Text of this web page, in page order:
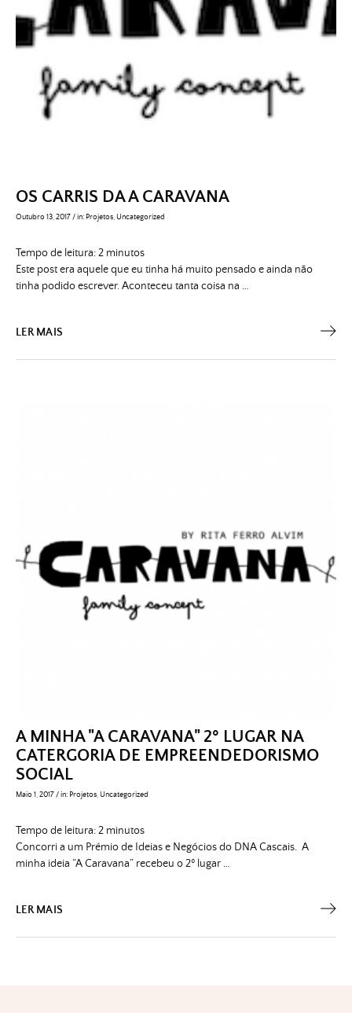
OS CARRIS DA A CARAVANA
Outubro 13, 2017/in: Projetos Uncategorized
Tempo de leitura:2 minutos
Este post era aquele que eu tinha há muito pensado e ainda não
tinha podido escrever. Aconteceu tanta coisa na …
LER MAIS
A MINHA "A CARAVANA" 2º LUGAR NA
CATERGORIA DE EMPREENDEDORISMO
SOCIAL
Maio 1, 2017/in: Projetos, Uncategorized
Tempo de leitura:2 minutos
Concorri a um Prémio de Ideias e Negócios do DNA Cascais. A
minha ideia “A Caravana” recebeu o 2º lugar …
LER MAIS